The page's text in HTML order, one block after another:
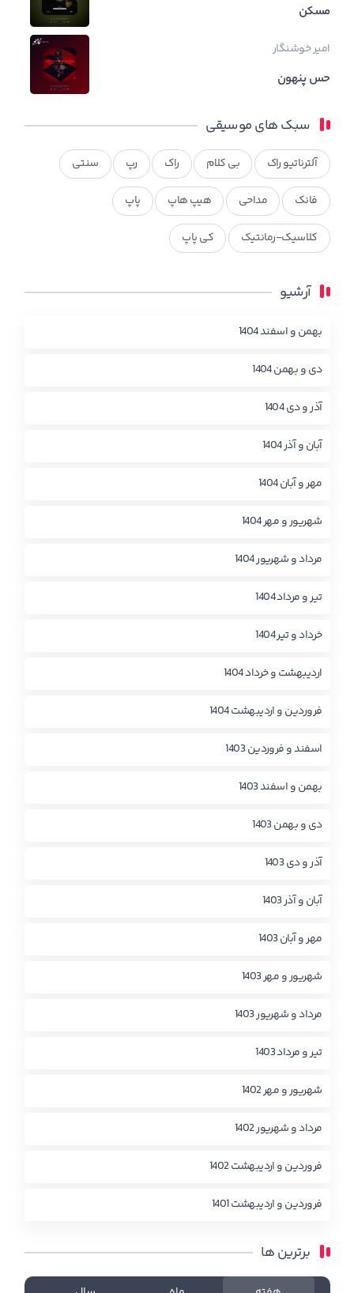
مسکن
امیر خوشنگار
حس پنهون
سبک های موسیقی
آلترناتیو راک بی کلام راک رپ سنتی
فانک مداحی هیپ هاپ پاپ
کلاسیک-رمانتیک کی پاپ
آرشیو
بهمن و اسفند 1404
دی و بهمن 1404
آذر و دی 1404
آبان و آذر 1404
مهر و آبان 1404
شهریور و مهر 1404
مرداد و شهریور 1404
تیر و مرداد 1404
خرداد و تیر 1404
اردیبهشت و خرداد 1404
فروردین و اردیبهشت 1404
اسفند و فروردین 1403
بهمن و اسفند 1403
دی و بهمن 1403
آذر و دی 1403
آبان و آذر 1403
مهر و آبان 1403
شهریور و مهر 1403
مرداد و شهریور 1403
تیر و مرداد 1403
شهریور و مهر 1402
مرداد و شهریور 1402
فروردین و اردیبهشت 1402
فروردین و اردیبهشت 1401
برترین ها